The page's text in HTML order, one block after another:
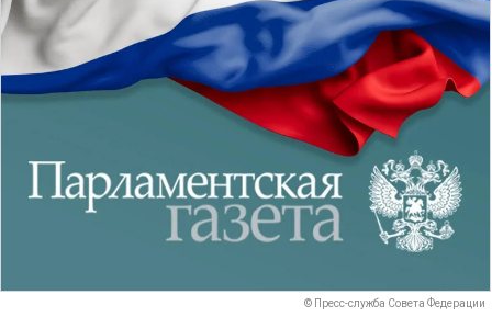
© Пресс-служба Совета Федерации